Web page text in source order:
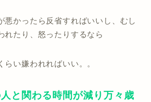
悪かったら反省すればいいし、むし
れたり、怒ったりするなら
らい嫌われればいい。。
と関わる時間が減り万々歳